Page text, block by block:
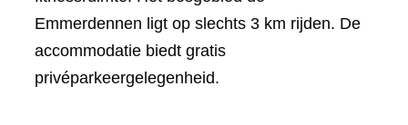
Emmerdennen ligt op slechts 3 km rijden. De
accommodatie biedt gratis
privéparkeergelegenheid.